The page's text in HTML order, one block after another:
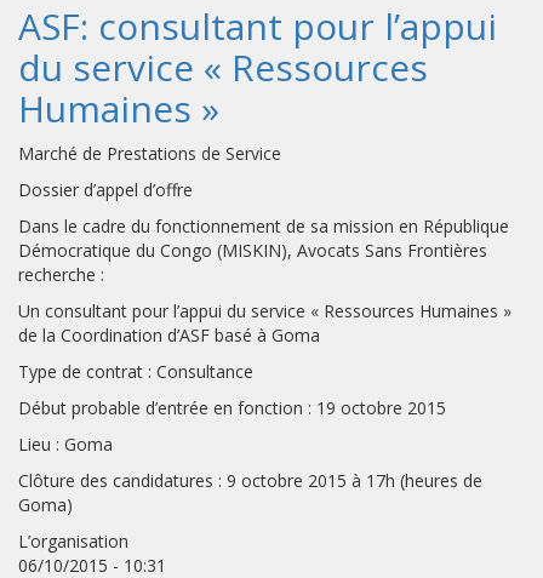
ASF: consultant pour l’appui
du service « Ressources
Humaines »
Marché de Prestations de Service
Dossier d’appel d’offre
Dans le cadre du fonctionnement de sa mission en République
Démocratique du Congo (MISKIN), Avocats Sans Frontières
recherche :
Un consultant pour l’appui du service « Ressources Humaines »
de la Coordination d’ASF basé à Goma
Type de contrat : Consultance
Début probable d’entrée en fonction : 19 octobre 2015
Lieu : Goma
Clôture des candidatures : 9 octobre 2015 à 17h (heures de
Goma)
L’organisation
06/10/2015 - 10:31